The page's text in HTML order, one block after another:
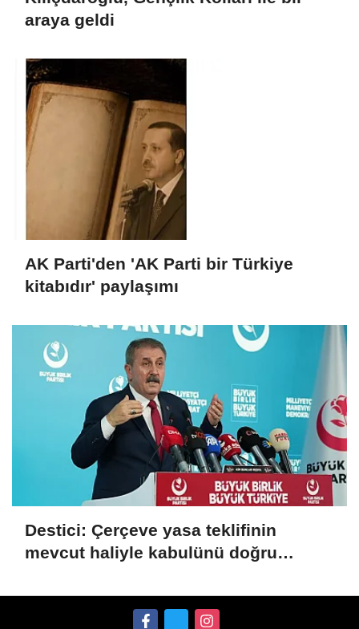
araya geldi
AK Parti'den 'AK Parti bir Türkiye
kitabıdır' paylaşımı
Destici: Çerçeve yasa teklifinin
mevcut haliyle kabulünü doğru